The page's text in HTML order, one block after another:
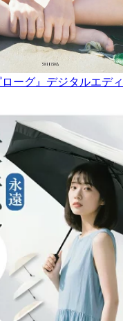
ーグ』デジタルエデ